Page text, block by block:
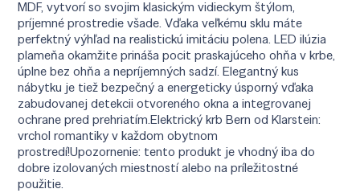
MDF, vytvorí so svojim klasickým vidieckym štýlom,
príjemné prostredie všade. Vďaka veľkému sklu máte
perfektný výhľad na realistickú imitáciu polena. LED ilúzia
plameňa okamžite prináša pocit praskajúceho ohňa v krbe,
úplne bez ohňa a nepríjemných sadzí. Elegantný kus
nábytku je tiež bezpečný a energeticky úsporný vďaka
zabudovanej detekcii otvoreného okna a integrovanej
ochrane pred prehriatím.Elektrický krb Bern od Klarstein:
vrchol romantiky v každom obytnom
prostredí!Upozornenie: tento produkt je vhodný iba do
dobre izolovaných miestností alebo na príležitostné
použitie.